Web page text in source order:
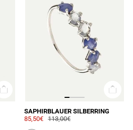
SAPHIRBLAUER SILBERRING
85,50€ 113,00€